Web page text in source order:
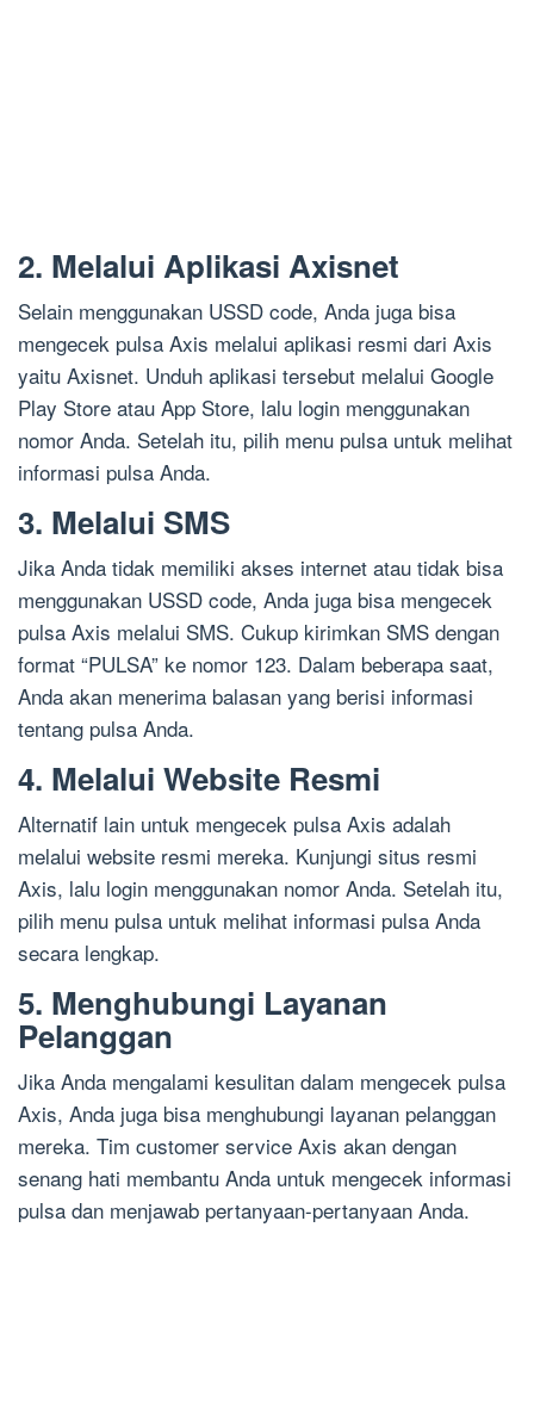
2. Melalui Aplikasi Axisnet
Selain menggunakan USSD code, Anda juga bisa
mengecek pulsa Axis melalui aplikasi resmi dari Axis
yaitu Axisnet. Unduh aplikasi tersebut melalui Google
Play Store atau App Store, lalu login menggunakan
nomor Anda. Setelah itu, pilih menu pulsa untuk melihat
informasi pulsa Anda.
3. Melalui SMS
Jika Anda tidak memiliki akses internet atau tidak bisa
menggunakan USSD code, Anda juga bisa mengecek
pulsa Axis melalui SMS. Cukup kirimkan SMS dengan
format “PULSA” ke nomor 123. Dalam beberapa saat,
Anda akan menerima balasan yang berisi informasi
tentang pulsa Anda.
4. Melalui Website Resmi
Alternatif lain untuk mengecek pulsa Axis adalah
melalui website resmi mereka. Kunjungi situs resmi
Axis, lalu login menggunakan nomor Anda. Setelah itu,
pilih menu pulsa untuk melihat informasi pulsa Anda
secara lengkap.
5. Menghubungi Layanan
Pelanggan
Jika Anda mengalami kesulitan dalam mengecek pulsa
Axis, Anda juga bisa menghubungi layanan pelanggan
mereka. Tim customer service Axis akan dengan
senang hati membantu Anda untuk mengecek informasi
pulsa dan menjawab pertanyaan-pertanyaan Anda.